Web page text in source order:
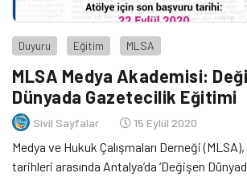
Duyuru Eğitim MLSA
MLSA Medya Akademisi:
Dünyada Gazetecilik Eğitimi
Sivil Sayfalar 15 Eylül 2020
Medya ve Hukuk Çalışmaları Derneği
tarihleri arasında Antalya’da ‘Değişen